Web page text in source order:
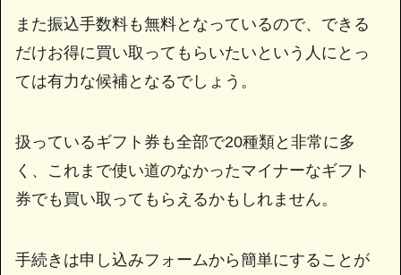
また振込手数料も無料となっているので、できる
だけお得に買い取ってもらいたいという人にとっ
ては有力な候補となるでしょう。
扱っているギフト券も全部で20種類と非常に多
く、これまで使い道のなかったマイナーなギフト
券でも買い取ってもらえるかもしれません。
手続きは申し込みフォームから簡単にすることが